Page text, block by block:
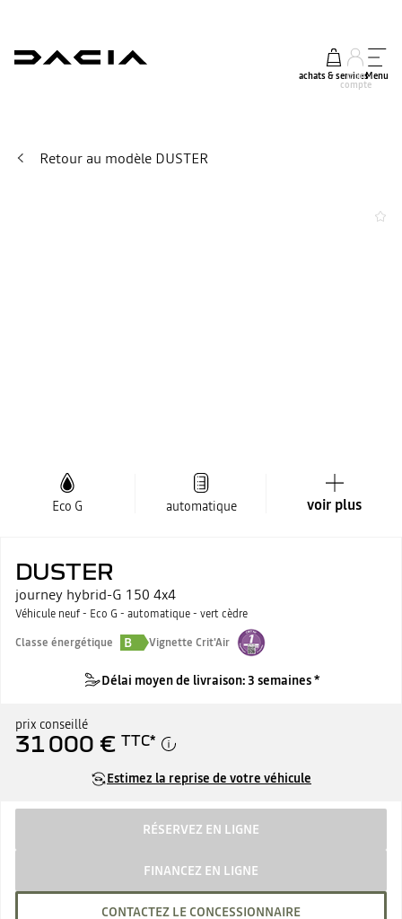
achats & services
mon
compte
Menu
Retour au modèle DUSTER
Eco G automatique voir plus
DUSTER
journey hybrid-G 150 4x4
Véhicule neuf - Eco G - automatique - vert cèdre
Classe énergétique
B Vignette Crit'Air
Délai moyen de livraison: 3 semaines *
prix conseillé
31 000 € TTC*
Estimez la reprise de votre véhicule
RÉSERVEZ EN LIGNE
FINANCEZ EN LIGNE
CONTACTEZ LE CONCESSIONNAIRE